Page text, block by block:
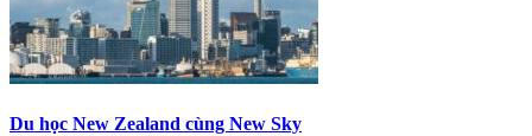
Du học New Zealand cùng New Sky